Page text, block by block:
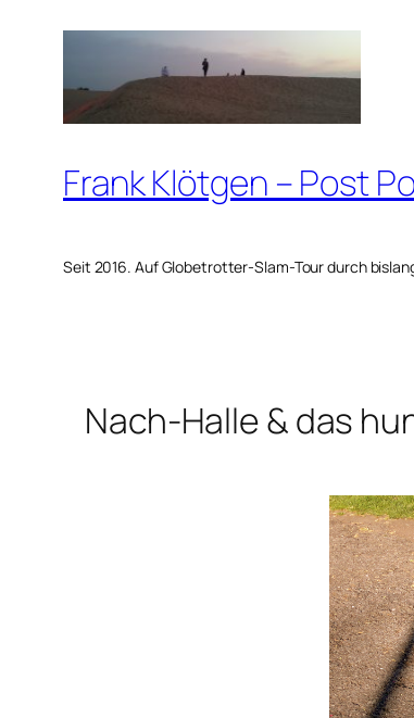
springen
Frank Klötgen – Post
Seit 2016. Auf Globetrotter-Slam-Tour durch
Nach-Halle & das